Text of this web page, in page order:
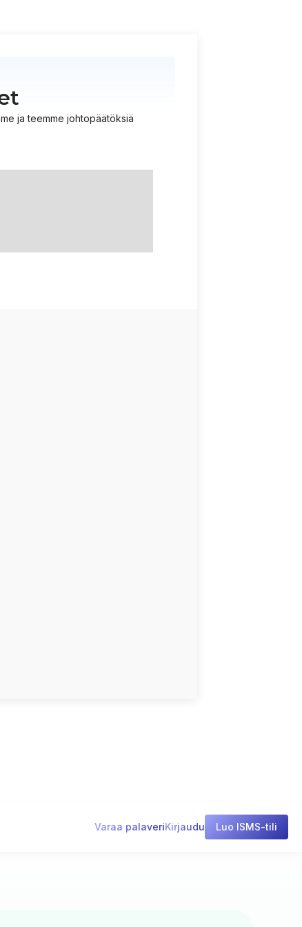
ja teemme johtopäätöksiä
Varaa palaveriKirjaudu Luo ISMS-tili